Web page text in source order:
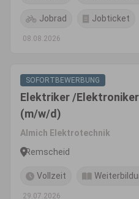
Jobrad Jobticket
08.08.2026
SOFORTBEWERBUNG
Elektriker /Elektroniker
(m/w/d)
Almich Elektrotechnik
Remscheid
Vollzeit
29.07.2026